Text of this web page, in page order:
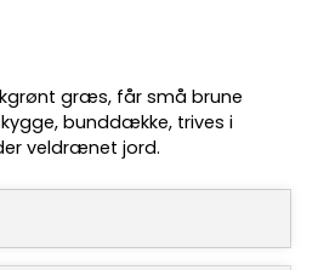
græs, får små brune
bunddække, trives i
veldrænet jord.